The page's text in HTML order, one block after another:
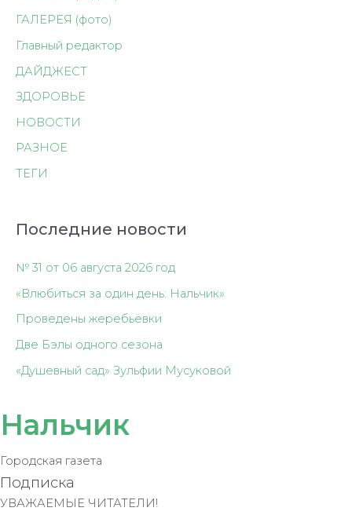
ГАЛЕРЕЯ (фото)
Главный редактор
ДАЙДЖЕСТ
ЗДОРОВЬЕ
НОВОСТИ
РАЗНОЕ
ТЕГИ
Последние новости
№ 31 от 06 августа 2026 год
«Влюбиться за один день: Нальчик»
Проведены жеребьёвки
Две Бэлы одного сезона
«Душевный сад» Зульфии Мусуковой
Нальчик
Городская газета
Подписка
УВАЖАЕМЫЕ ЧИТАТЕЛИ!